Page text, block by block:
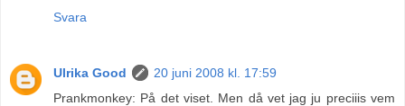
Svara
Ulrika Good
20 juni 2008 kl. 17:59
Prankmonkey: På det viset. Men då vet jag ju preciiis vem